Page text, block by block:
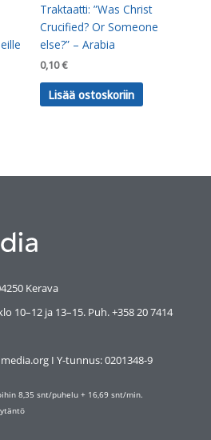
Traktaatti: ”Was Christ
Crucified? Or Someone
else?” – Arabia
0,10€
Lisää ostoskoriin
Kerava
10–12 ja 13–15. Puh. +358 20 7414
I Y-tunnus:0201348-9
8,35 snt/puhelu + 16,69 snt/min.